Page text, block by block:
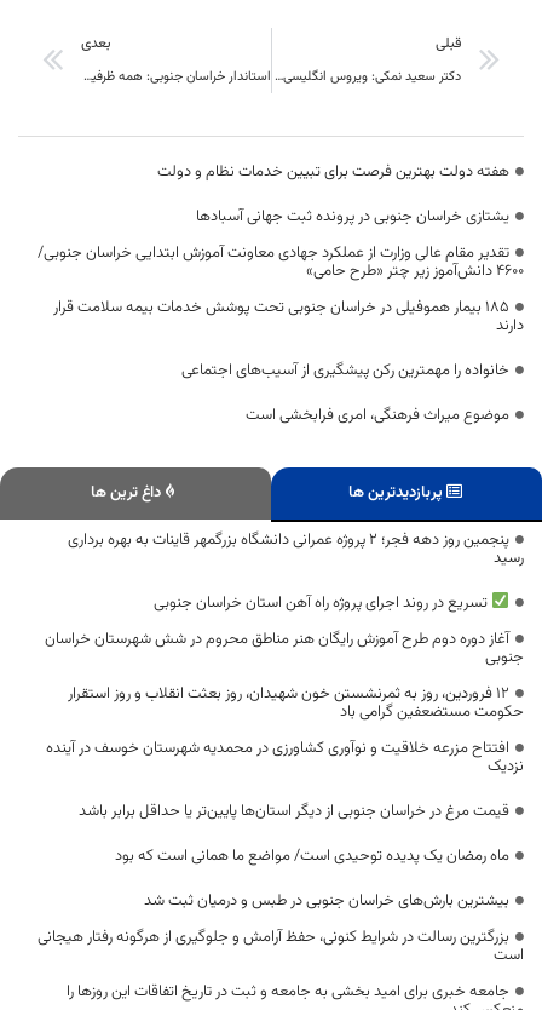
قبلی
دکتر سعید نمکی: ویروس انگلیسی جوانترها را بیشتر گرفتار می‌کند و از نوع بدخیم است.
بعدی
استاندار خراسان جنوبی: همه ظرفیت‌ها در اداره استان به‌کار گرفته می‌شود
هفته دولت بهترین فرصت برای تبیین خدمات نظام و دولت
یشتازی خراسان جنوبی در پرونده ثبت جهانی آسبادها
تقدیر مقام عالی وزارت از عملکرد جهادی معاونت آموزش ابتدایی خراسان جنوبی/
۴۶۰۰ دانش‌آموز زیر چتر «طرح حامی»
۱۸۵ بیمار هموفیلی در خراسان جنوبی تحت پوشش خدمات بیمه سلامت قرار
دارند
خانواده را مهمترین رکن پیشگیری از آسیب‌های اجتماعی
موضوع میراث فرهنگی، امری فرابخشی است
پربازدیدترین ها
داغ ترین ها
پنجمین روز دهه فجر؛ ۲ پروژه عمرانی دانشگاه بزرگمهر قاینات به بهره برداری
رسید
تسریع در روند اجرای پروژه راه آهن استان خراسان جنوبی
آغاز دوره دوم طرح آموزش رایگان هنر مناطق محروم در شش شهرستان خراسان
جنوبی
12 فروردین، روز به ثمرنشستن خون شهیدان، روز بعثت انقلاب و روز استقرار
حکومت مستضعفین گرامی باد
افتتاح مزرعه خلاقیت و نوآوری کشاورزی در محمدیه شهرستان خوسف در آینده
نزدیک
قیمت مرغ در خراسان جنوبی از دیگر استان‌ها پایین‌تر یا حداقل برابر باشد
ماه رمضان یک پدیده توحیدی است/ مواضع ما همانی است که بود
بیشترین بارش‌های خراسان جنوبی در طبس و درمیان ثبت شد
بزرگترین رسالت در شرایط کنونی، حفظ آرامش و جلوگیری از هرگونه رفتار هیجانی
است
جامعه خبری برای امید بخشی به جامعه و ثبت در تاریخ اتفاقات این روزها را